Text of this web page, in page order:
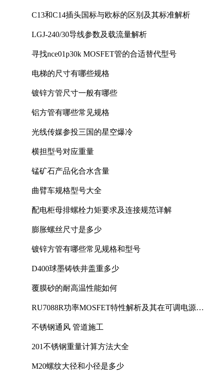
C13和C14插头国标与欧标的区别及其标准解析
LGJ-240/30导线参数及载流量解析
寻找nce01p30k MOSFET管的合适替代型号
电梯的尺寸有哪些规格
镀锌方管尺寸一般有哪些
铝方管有哪些常见规格
光线传媒参投三国的星空爆冷
横担型号对应重量
锰矿石产品化合水含量
曲臂车规格型号大全
配电柜母排螺栓力矩要求及连接规范详解
膨胀螺丝尺寸是多少
镀锌方管有哪些常见规格和型号
D400球墨铸铁井盖重多少
覆膜砂的耐高温性能如何
RU7088R功率MOSFET特性解析及其在可调电源设
不锈钢通风 管道施工
201不锈钢重量计算方法大全
M20螺纹大径和小径是多少